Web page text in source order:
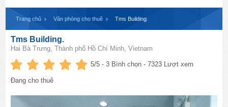
Trang chủ Văn phòng cho thuê Tms Building.
Tms Building.
Hai Bà Trưng, Thành phố Hồ Chí Minh, Vietnam
5/5 -3 Bình chọn - 7323 Lượt xem
Đang cho thuê